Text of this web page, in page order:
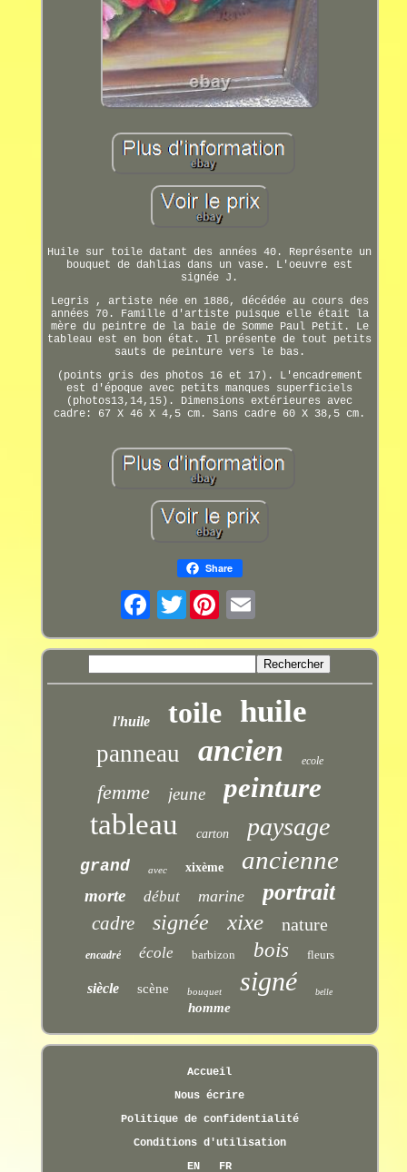
Huile sur toile datant des années 40. Représente un
bouquet de dahlias dans un vase. L'oeuvre est
signée J.
Legris , artiste née en 1886, décédée au cours des
années 70. Famille d'artiste puisque elle était la
mère du peintre de la baie de Somme Paul Petit. Le
tableau est en bon état. Il présente de tout petits
sauts de peinture vers le bas.
(points gris des photos 16 et 17). L'encadrement
est d'époque avec petits manques superficiels
(photos13,14,15). Dimensions extérieures avec
cadre: 67 X 46 X 4,5 cm. Sans cadre 60 X 38,5 cm.
Share
Twitter
l'huile toile huile
panneau ancien ecole
femme jeune peinture
tableau carton paysage
grand avec xixème ancienne
morte début marine portrait
cadre signée xixe nature
encadré école barbizon bois fleurs
siècle scène bouquet signé belle
homme
Accueil
Nous écrire
Politique de confidentialité
Conditions d'utilisation
EN
FR